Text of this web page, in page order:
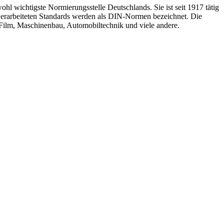
wichtigste Normierungsstelle Deutschlands. Sie ist seit 1917 tätig
Standards werden als DIN-Normen bezeichnet. Die
Maschinenbau, Automobiltechnik und viele andere.